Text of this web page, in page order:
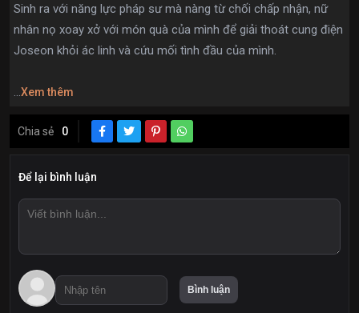
Sinh ra với năng lực pháp sư mà nàng từ chối chấp nhận, nữ
nhân nọ xoay xở với món quà của mình để giải thoát cung điện
Joseon khỏi ác linh và cứu mối tình đầu của mình.
...Xem thêm
Chia sẻ 0
Để lại bình luận